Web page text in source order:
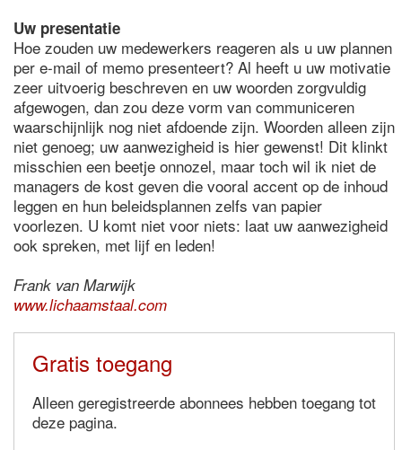
Uw presentatie
Hoe zouden uw medewerkers reageren als u uw plannen
per e-mail of memo presenteert? Al heeft u uw motivatie
zeer uitvoerig beschreven en uw woorden zorgvuldig
afgewogen, dan zou deze vorm van communiceren
waarschijnlijk nog niet afdoende zijn. Woorden alleen zijn
niet genoeg; uw aanwezigheid is hier gewenst! Dit klinkt
misschien een beetje onnozel, maar toch wil ik niet de
managers de kost geven die vooral accent op de inhoud
leggen en hun beleidsplannen zelfs van papier
voorlezen. U komt niet voor niets: laat uw aanwezigheid
ook spreken, met lijf en leden!
Frank van Marwijk
www.lichaamstaal.com
Gratis toegang
Alleen geregistreerde abonnees hebben toegang tot
deze pagina.